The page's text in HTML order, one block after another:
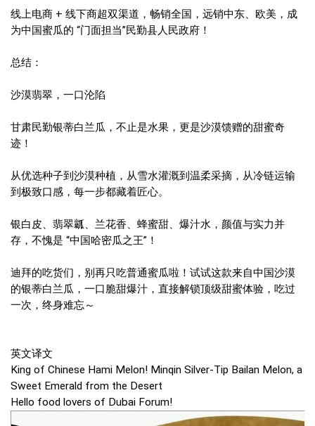
线上电商 + 线下商超双渠道，畅销全国，远销中东、欧美，成
为中国蜜瓜的 “门面担当”民勤县人民政府！
总结：
沙漠翡翠，一口沦陷
甘肃民勤银蒂白兰瓜，不止是水果，更是沙漠馈赠的甜蜜奇
迹！
从优选种子到沙漠种植，从雪水灌溉到温柔采摘，从冷链运输
到极致口感，每一步都藏着匠心。
银白皮、翡翠瓤、兰花香、蜂蜜甜、爆汁水，颜值与实力并
存，不愧是 “中国哈密瓜之王”！
迪拜的吃货们，别再只吃普通蜜瓜啦！试试这款来自中国沙漠
的银蒂白兰瓜，一口脆甜爆汁，直接解锁顶级甜蜜体验，吃过
一次，终身难忘～
英文译文
King of Chinese Hami Melon! Minqin Silver-Tip Bailan Melon, a
Sweet Emerald from the Desert
Hello food lovers of Dubai Forum!